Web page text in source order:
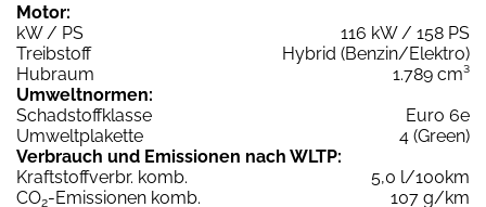
Motor:
kW / PS
116 kW / 158 PS
Treibstoff
Hybrid (Benzin/Elektro)
Hubraum
1.789 cm³
Umweltnormen:
Schadstoffklasse
Euro 6e
Umweltplakette
4 (Green)
Verbrauch und Emissionen nach WLTP:
Kraftstoffverbr. komb.
5,0 l/100km
CO2-Emissionen komb.
107 g/km